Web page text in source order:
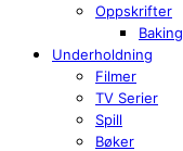
Oppskrifter
Baking
Underholdning
Filmer
TV Serier
Spill
Bøker